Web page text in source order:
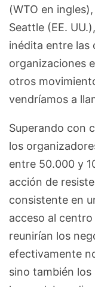
(WTO en
Seattle (EE.
inédita entre las
organizaciones
otros
vendríamos a
Superando con
los
entre 50.000 y
acción de
consistente en
acceso al
reunirían los
efectivamente
sino también